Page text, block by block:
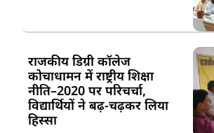
राजकीय डिग्री कॉलेज
कोचाधामन में राष्ट्रीय शिक्षा
नीति–2020 पर परिचर्चा,
विद्यार्थियों ने बढ़-चढ़कर लिया
हिस्सा